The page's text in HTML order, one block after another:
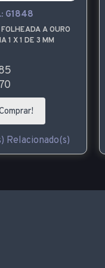
G1848
A OURO
1 X 1 DE 3 MM
Relacionado(s)